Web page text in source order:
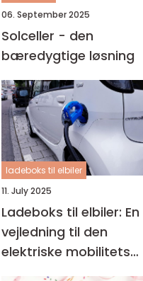
06. September 2025
Solceller - den
bæredygtige løsning
ladeboks til elbiler
11. July 2025
Ladeboks til elbiler: En
vejledning til den
elektriske mobilitets
fremtid